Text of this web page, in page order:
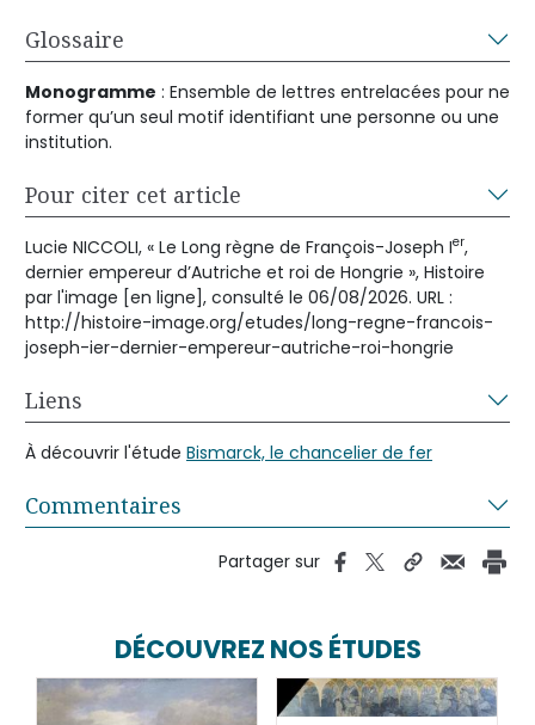
Glossaire
Monogramme : Ensemble de lettres entrelacées pour ne
former qu’un seul motif identifiant une personne ou une
institution.
Pour citer cet article
Lucie NICCOLI, « Le Long règne de François-Joseph Ier,
dernier empereur d’Autriche et roi de Hongrie », Histoire
par l'image [en ligne], consulté le 06/08/2026. URL :
http://histoire-image.org/etudes/long-regne-francois-
joseph-ier-dernier-empereur-autriche-roi-hongrie
Liens
À découvrir l'étude Bismarck, le chancelier de fer
Commentaires
Partager sur
DÉCOUVREZ NOS ÉTUDES